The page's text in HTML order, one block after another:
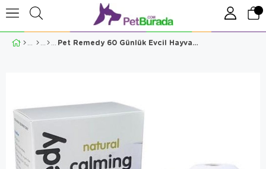
Pet Remedy 60 Günlük Evcil Hayvan Sakinleştirici